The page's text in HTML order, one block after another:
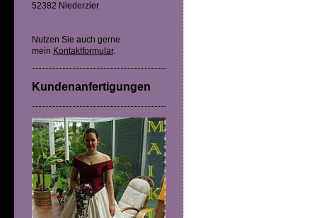
52382 Niederzier
Nutzen Sie auch gerne
mein Kontaktformular.
Kundenanfertigungen